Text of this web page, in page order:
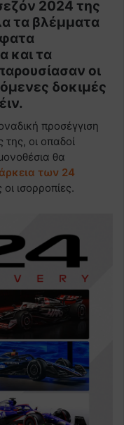
2024 της
τα βλέμματα
και τα
οι
δοκιμές
προσέγγιση
της, οι οπαδοί
θα
των 24
ισορροπίες.